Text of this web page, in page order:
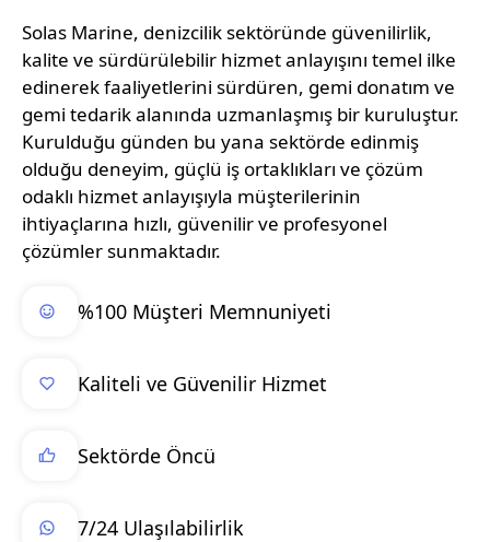
Solas Marine, denizcilik sektöründe güvenilirlik,
kalite ve sürdürülebilir hizmet anlayışını temel ilke
edinerek faaliyetlerini sürdüren, gemi donatım ve
gemi tedarik alanında uzmanlaşmış bir kuruluştur.
Kurulduğu günden bu yana sektörde edinmiş
olduğu deneyim, güçlü iş ortaklıkları ve çözüm
odaklı hizmet anlayışıyla müşterilerinin
ihtiyaçlarına hızlı, güvenilir ve profesyonel
çözümler sunmaktadır.
%100 Müşteri Memnuniyeti
Kaliteli ve Güvenilir Hizmet
Sektörde Öncü
7/24 Ulaşılabilirlik